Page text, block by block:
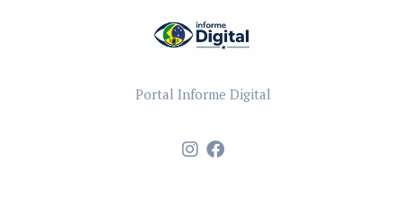
Portal Informe Digital